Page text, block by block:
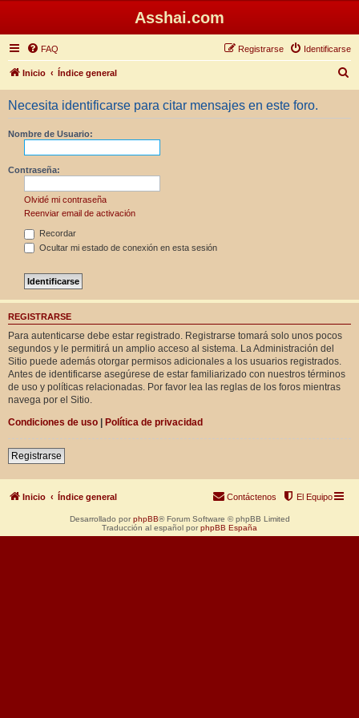
Asshai.com
FAQ Identificarse
Registrarse
Inicio Índice general
u
Necesita identificarse para citar mensajes en este foro.
Nombre de Usuario:
Contraseña:
Olvidé mi contraseña
Reenviar email de activación
Recordar
Ocultar mi estado de conexión en esta sesión
REGISTRARSE
Para autenticarse debe estar registrado. Registrarse tomará solo unos pocos
segundos y le permitirá un amplio acceso al sistema. La Administración del
Sitio puede además otorgar permisos adicionales a los usuarios registrados.
Antes de identificarse asegúrese de estar familiarizado con nuestros términos
de uso y políticas relacionadas. Por favor lea las reglas de los foros mientras
navega por el Sitio.
Condiciones de uso | Política de privacidad
Registrarse
Inicio Índice general El Equipo
Contáctenos
Desarrollado por phpBB® Forum Software © phpBB Limited
Traducción al español por phpBB España